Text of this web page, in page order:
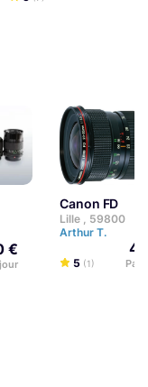
€
Canon FD
Lille , 59800
Arthur T.
5 (1) Par